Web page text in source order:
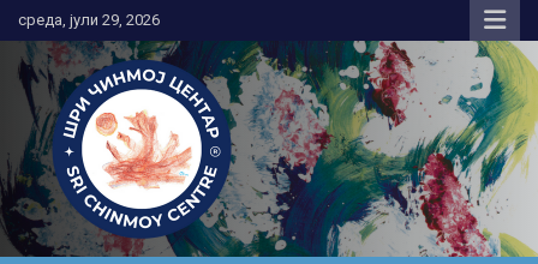
to
content
среда, јули 29, 2026